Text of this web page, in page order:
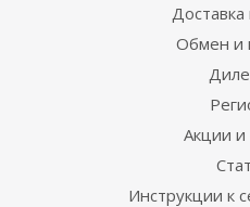
Доставка
Обмен и
Акции и
Инструкции к